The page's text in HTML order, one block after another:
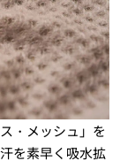
・メッシュ」を
を素早く吸水拡